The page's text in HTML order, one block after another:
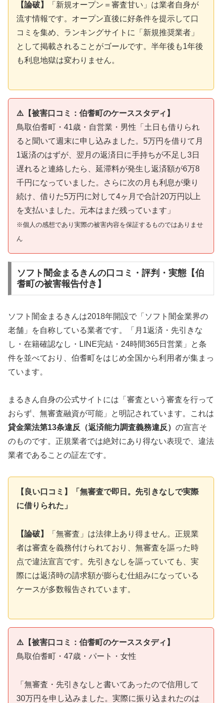
【論破】
「新規オープン＝審査甘い」は業者自身が
流す情報です。オープン直後に好条件を提示して口
コミを集め、ランキングサイトに「新規推奨業者」
として掲載されることがゴールです。半年後も1年後
も利息地獄は変わりません。
⚠️【被害口コミ：伯耆町のケーススタディ】
鳥取伯耆町・41歳・自営業・男性「土日も借りられ
ると聞いて週末に申し込みました。5万円を借りて月
1返済のはずが、翌月の返済日に手持ちが不足し3日
遅れると連絡したら、延滞料が発生し返済額が6万8
千円になっていました。さらに次の月も利息が乗り
続け、借りた5万円に対して4ヶ月で合計20万円以上
を支払いました。元本はまだ残っています」
※個人の感想であり実際の被害内容を保証するものではありませ
ん
ソフト闇金まるきんの口コミ・評判・実態【伯
耆町の被害報告付き】
ソフト闇金まるきんは2018年開設で「ソフト闇金業界の
老舗」を自称している業者です。「月1返済・先引きな
し・在籍確認なし・LINE完結・24時間365日営業」と条
件を並べており、伯耆町をはじめ全国から利用者が集まっ
ています。
まるきん自身の公式サイトには「審査という審査を行って
おらず、無審査融資が可能」と明記されています。これは
貸金業法第13条違反（返済能力調査義務違反） の宣言そ
のものです。正規業者では絶対にあり得ない表現で、違法
業者であることの証左です。
【良い口コミ】「無審査で即日。先引きなしで実際
に借りられた」
【論破】
「無審査」は法律上あり得ません。正規業
者は審査を義務付けられており、無審査を謳った時
点で違法宣言です。先引きなしを謳っていても、実
際には返済時の請求額が膨らむ仕組みになっている
ケースが多数報告されています。
⚠️【被害口コミ：伯耆町のケーススタディ】
鳥取伯耆町・47歳・パート・女性
「無審査・先引きなしと書いてあったので信用して
30万円を申し込みました。実際に振り込まれたのは